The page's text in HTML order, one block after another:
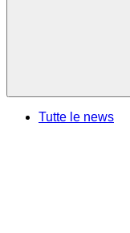
Tutte le news